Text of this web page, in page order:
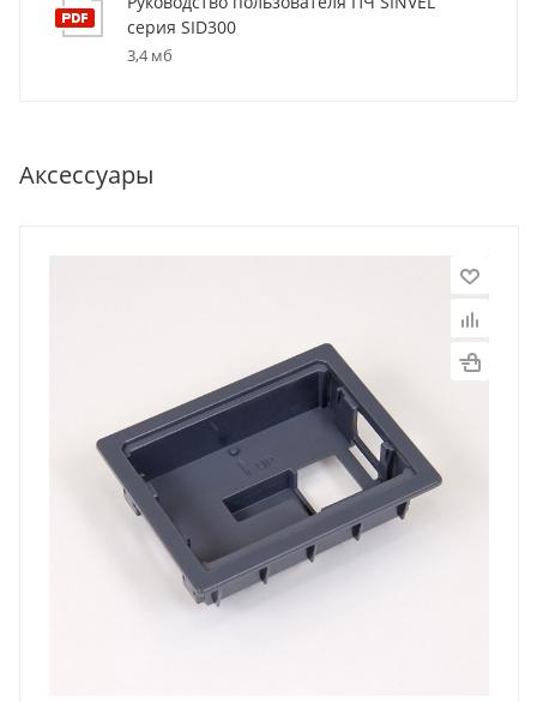
серия SID300
3,4 мб
Аксессуары